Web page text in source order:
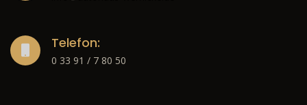
Telefon:
0 33 91 / 7 80 50